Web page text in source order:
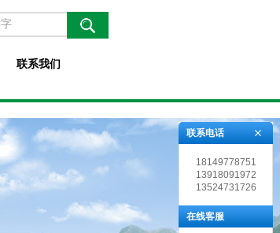
联系我们
联系电话
18149778751
13918091972
13524731726
在线客服